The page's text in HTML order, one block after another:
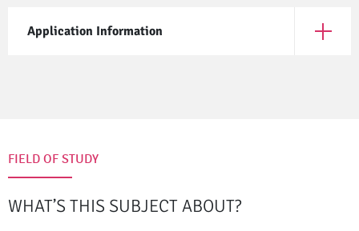
Application Information
Open
FIELD OF STUDY
WHAT’S THIS SUBJECT ABOUT?